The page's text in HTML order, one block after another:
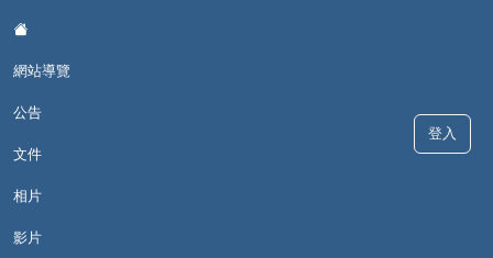
網站導覽
公告
文件
相片
影片
登入